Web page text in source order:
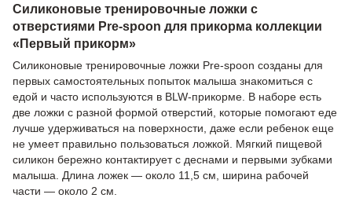
Силиконовые тренировочные ложки с
отверстиями Pre-spoon для прикорма коллекции
«Первый прикорм»
Силиконовые тренировочные ложки Pre-spoon созданы для
первых самостоятельных попыток малыша знакомиться с
едой и часто используются в BLW-прикорме. В наборе есть
две ложки с разной формой отверстий, которые помогают еде
лучше удерживаться на поверхности, даже если ребенок еще
не умеет правильно пользоваться ложкой. Мягкий пищевой
силикон бережно контактирует с деснами и первыми зубками
малыша. Длина ложек — около 11,5 см, ширина рабочей
части — около 2 см.